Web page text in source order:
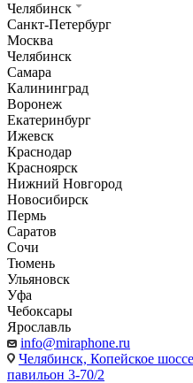
Челябинск
Санкт-Петербург
Москва
Челябинск
Самара
Калининград
Воронеж
Екатеринбург
Ижевск
Краснодар
Красноярск
Нижний Новгород
Новосибирск
Пермь
Саратов
Сочи
Тюмень
Ульяновск
Уфа
Чебоксары
Ярославль
info@miraphone.ru
Челябинск, Копейское
павильон 3-70/2